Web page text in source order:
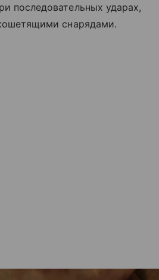
последовательных ударах,
снарядами.